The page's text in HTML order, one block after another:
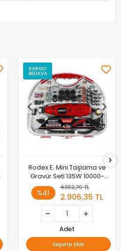
KARGO
BEDAVA
Rodex E. Mini Taşlama ve
Gravür Seti 135W 10000-
32000RPM BMC 210 Parça
Aksesuarlı
%41
4.952,70 TL
2.906,35 TL
Adet
Sepete Ekle